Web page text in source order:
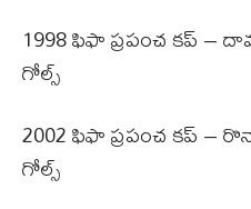
1998 ఫిఫా ప్రపంచ కప్ –
గోల్స్
2002 ఫిఫా ప్రపంచ కప్ –
గోల్స్